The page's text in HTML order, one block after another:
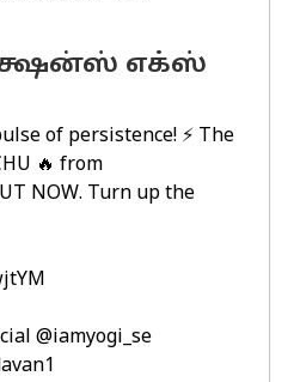
எக்ஸ்
of persistence! ⚡️ The
🔥 from
NOW. Turn up the
@iamyogi_se